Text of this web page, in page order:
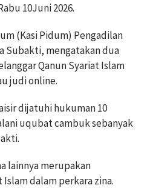
10Juni 2026.
(Kasi Pidum) Pengadilan
Subakti, mengatakan dua
Qanun Syariat Islam
judi online.
dijatuhi hukuman 10
uqubat cambuk sebanyak
lainnya merupakan
dalam perkara zina.